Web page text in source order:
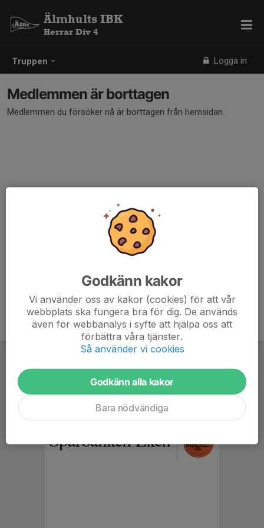
Truppen Logga in
Älmhults IBK
Herrar Div 4
Medlemmen är borttagen
Medlemmen du försöker nå är borttagen från hemsidan.
Godkänn kakor
Vi använder oss av kakor (cookies) för att vår
webbplats ska fungera bra för dig. De används
även för webbanalys i syfte att hjälpa oss att
förbättra våra tjänster.
Så använder vi cookies
Godkänn alla kakor
Bara nödvändiga